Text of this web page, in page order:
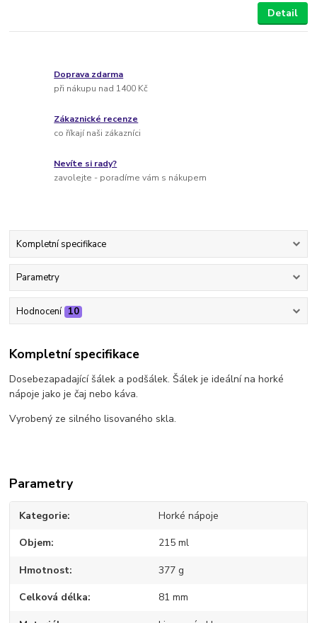
Detail
Doprava zdarma
při nákupu nad 1400 Kč
Zákaznické recenze
co říkají naši zákazníci
Nevíte si rady?
zavolejte - poradíme vám s nákupem
Kompletní specifikace
Parametry
Hodnocení 10
Kompletní specifikace
Dosebezapadající šálek a podšálek. Šálek je ideální na horké
nápoje jako je čaj nebo káva.
Vyrobený ze silného lisovaného skla.
Parametry
Kategorie Horké nápoje
Objem 215 ml
Hmotnost 377 g
Celková délka 81 mm